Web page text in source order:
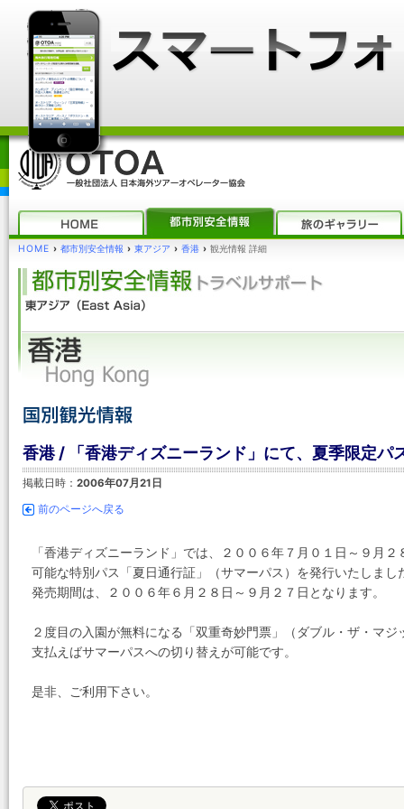
HOME › 都市別安全情報 › 東アジア › 香港 › 観光情報 詳細
香港 / 「香港ディズニーランド」にて、夏季限定パ
掲載日時： 2006年07月21日
前のページへ戻る
「香港ディズニーランド」では、２００６年７月０１日～９月
可能な特別パス「夏日通行証」（サマーパス）を発行いたしまし
発売期間は、２００６年６月２８日～９月２７日となります。
２度目の入園が無料になる「双重奇妙門票」（ダブル・ザ・マ
支払えばサマーパスへの切り替えが可能です。
是非、ご利用下さい。